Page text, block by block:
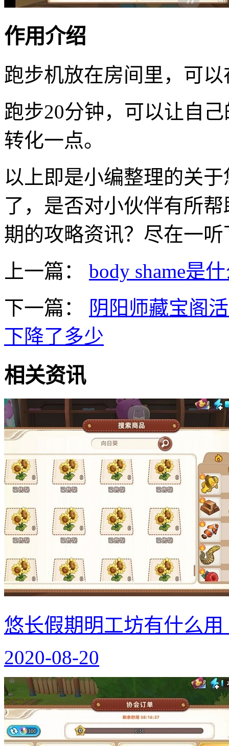
作用介绍
跑步机放在房间里，可
跑步20分钟，可以让自
转化一点。
以上即是小编整理的关
了，是否对小伙伴有所
期的攻略资讯？尽在一
上一篇：
body shame是
下一篇：
阴阳师藏宝阁
下降了多少
相关资讯
悠长假期明工坊有什么
2020-08-20